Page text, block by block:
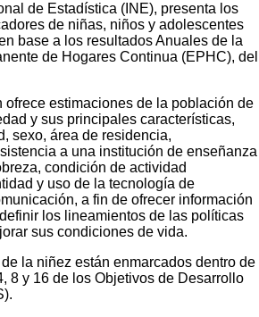
de Estadística (INE), presenta los
de niñas, niños y adolescentes
base a los resultados Anuales de la
de Hogares Continua (EPHC), del
ofrece estimaciones de la población de
y sus principales características,
sexo, área de residencia,
a una institución de enseñanza
condición de actividad
y uso de la tecnología de
a fin de ofrecer información
los lineamientos de las políticas
sus condiciones de vida.
la niñez están enmarcados dentro de
8 y 16 de los Objetivos de Desarrollo